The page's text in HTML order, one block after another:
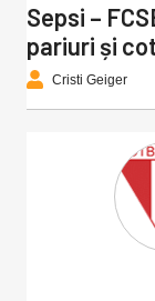
Sepsi –
pariuri și
Cristi Geiger